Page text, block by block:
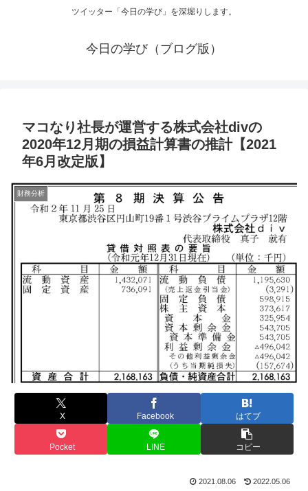
ツイッター「今日の学び」を深堀りします。
今日の学び（ブログ版）
マコなり社長が運営する株式会社divの
2020年12月期の損益計算書の推計【2021
年6月改定版】
財務分析
X Facebook はてブ
Pocket LINE コピー
2021.08.06 2022.05.06